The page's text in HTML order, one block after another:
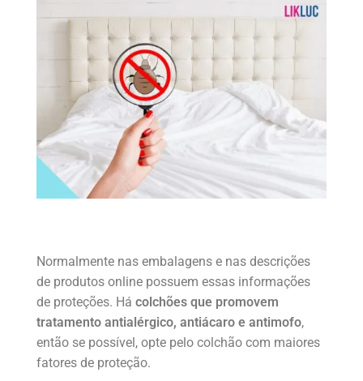
Normalmente nas embalagens e nas descrições
de produtos online possuem essas informações
de proteções. Há colchões que promovem
tratamento antialérgico, antiácaro e antimofo,
então se possível, opte pelo colchão com maiores
fatores de proteção.